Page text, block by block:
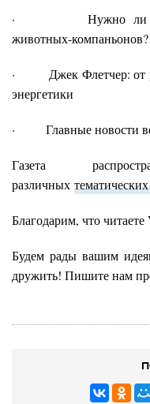
· Нужно ли
животных-компаньонов?
· Джек Флетчер: от
энергетики
· Главные новости
Газета
различных
Благодарим, что
Будем рады вашим
дружить! Пишите нам